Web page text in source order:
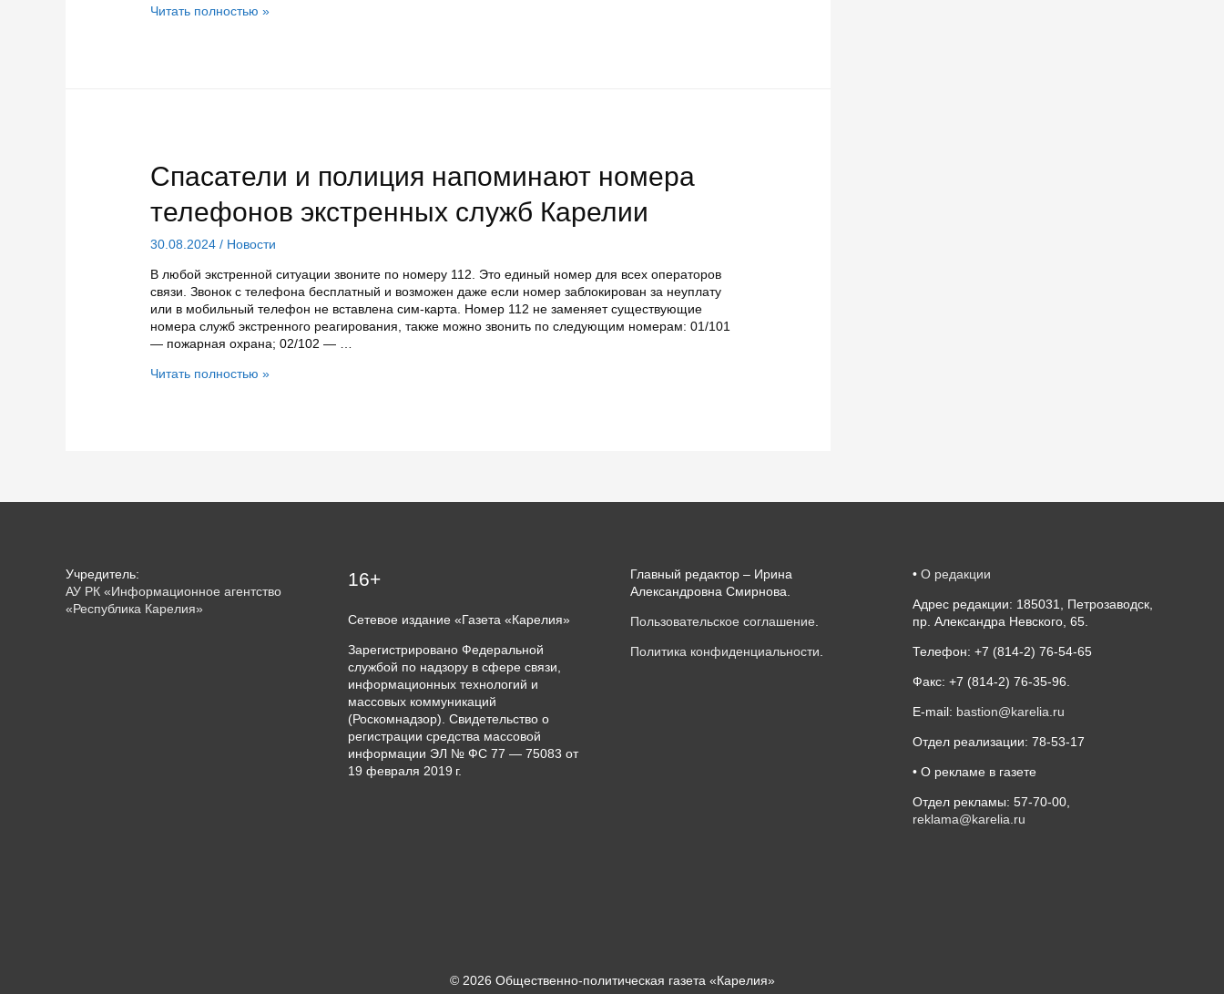
С
3
тысяч
безработных
Читать полностью »
Спасатели и полиция напоминают номера
телефонов экстренных служб Карелии
30.08.2024 / Новости
В любой экстренной ситуации звоните по номеру 112. Это единый номер для всех операторов
связи. Звонок с телефона бесплатный и возможен даже если номер заблокирован за неуплату
или в мобильный телефон не вставлена сим-карта. Номер 112 не заменяет существующие
номера служб экстренного реагирования, также можно звонить по следующим номерам: 01/101
— пожарная охрана; 02/102 — …
Спасатели
Читать полностью »
Учредитель:
АУ РК «Информационное агентство
«Республика Карелия»
16+
Сетевое издание «Газета «Карелия»
Зарегистрировано Федеральной
службой по надзору в сфере связи,
информационных технологий и
массовых коммуникаций
(Роскомнадзор). Свидетельство о
регистрации средства массовой
информации ЭЛ № ФС 77 — 75083 от
19 февраля 2019 г.
Главный редактор – Ирина
Александровна Смирнова.
Пользовательское соглашение
Политика конфиденциальности
• О редакции
Адрес редакции: 185031, Петрозаводск,
пр. Александра Невского, 65.
Телефон: +7 (814-2) 76-54-65
Факс: +7 (814-2) 76-35-96.
E-mail: bastion@karelia.ru
Отдел реализации: 78-53-17
• О рекламе в газете
Отдел рекламы: 57-70-00,
reklama@karelia.ru
© 2026 Общественно-политическая газета «Карелия»